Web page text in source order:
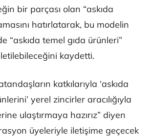
bir parçası olan “askıda
hatırlatarak, bu modelin
“askıda temel gıda ürünleri”
kaydetti.
katkılarıyla ‘askıda
yerel zincirler aracılığıyla
ulaştırmaya hazırız” diyen
üyeleriyle iletişime geçecek